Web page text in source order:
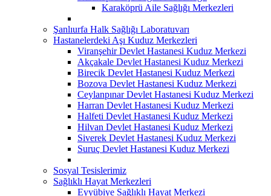
Karaköprü Aile Sağlığı Merkezleri
Şanlıurfa Halk Sağlığı Laboratuvarı
Hastanelerdeki Aşı Kuduz Merkezleri
Viranşehir Devlet Hastanesi Kuduz Merkezi
Akçakale Devlet Hastanesi Kuduz Merkezi
Birecik Devlet Hastanesi Kuduz Merkezi
Bozova Devlet Hastanesi Kuduz Merkezi
Ceylanpınar Devlet Hastanesi Kuduz Merkezi
Harran Devlet Hastanesi Kuduz Merkezi
Halfeti Devlet Hastanesi Kuduz Merkezi
Hilvan Devlet Hastanesi Kuduz Merkezi
Siverek Devlet Hastanesi Kuduz Merkezi
Suruç Devlet Hastanesi Kuduz Merkezi
Sosyal Tesislerimiz
Sağlıklı Hayat Merkezleri
Eyyübiye Sağlıklı Hayat Merkezi